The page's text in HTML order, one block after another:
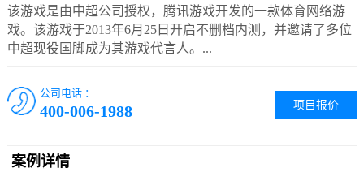
该游戏是由中超公司授权，腾讯游戏开发的一款体育网络游
戏。该游戏于2013年6月25日开启不删档内测，并邀请了多位
中超现役国脚成为其游戏代言人。...
项目报价
公司电话 ：
400-006-1988
案例详情